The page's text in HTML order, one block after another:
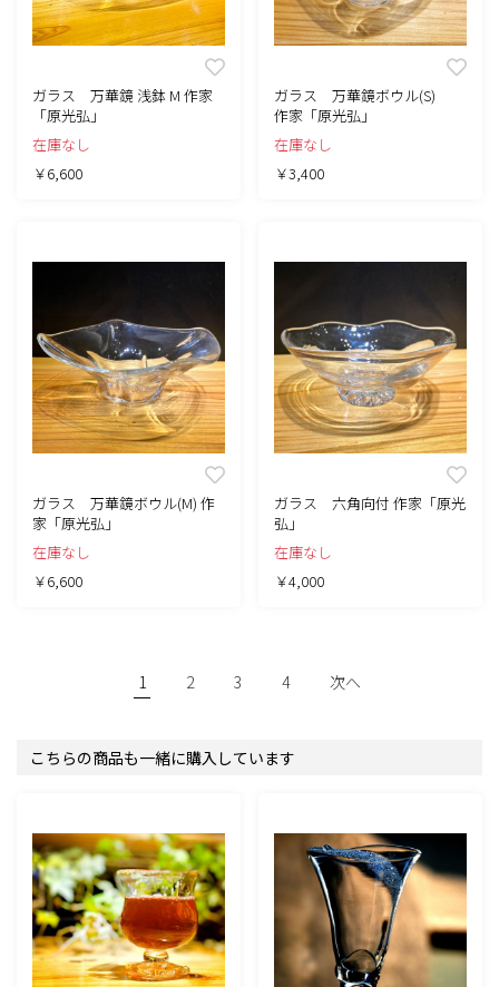
ガラス 万華鏡 浅鉢 M 作家
「原光弘」
在庫なし
￥6,600
ガラス 万華鏡ボウル(S)
作家「原光弘」
在庫なし
￥3,400
ガラス 万華鏡ボウル(M) 作
家「原光弘」
在庫なし
￥6,600
ガラス 六角向付 作家「原光
弘」
在庫なし
￥4,000
1 2 3 4 次へ
こちらの商品も一緒に購入しています